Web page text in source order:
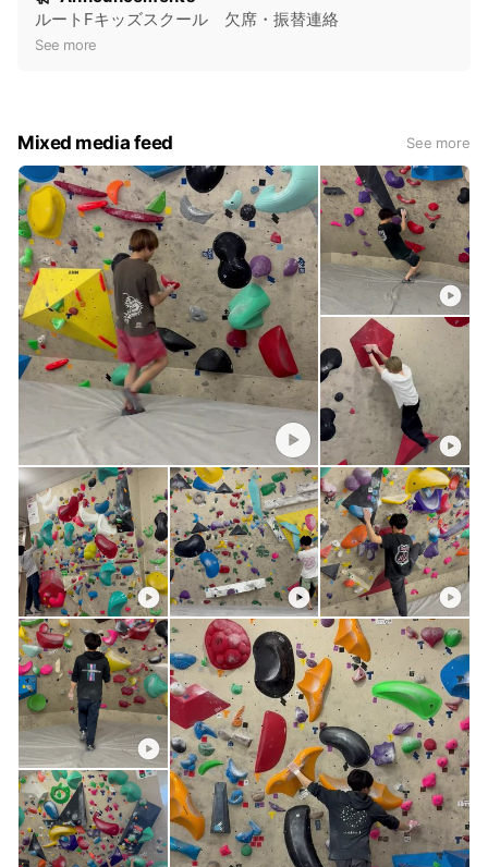
ます。予約不要で気軽にお試しいただけます。親子で一緒に壁
を登る達成感は、きっと忘れられない思い出になります。
ズスクールではボルダリングを通じて運動能力や考える力、粘
り強さを育むことができます。ご褒美の缶バッジを目指して楽
しく登る中で、お子様の成長を感じられるはずです。
全身運動で健康維持！大人の新しい趣味にも
ボルダリングは全身運動になるため、運動不足解消やダイエッ
トにも効果的です。大人になってからの新しい趣味としても最
適で、初めての方でもすぐにその面白さにハマります。
ルートFは、ボルダリングの楽しさや感動体験を提供すること
を目指しています。ご家族や友達、恋人とのデートなど、様々
なシーンでぜひ一度お越しください。スタッフ一同、心よりお
待ちしております。
e
ルートFキッズスクール 欠席・振替連絡
See more
Mixed media feed See more